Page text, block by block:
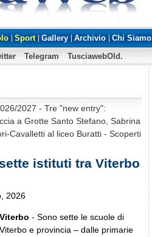
Sport Gallery Archivio
Chi Siamo
Telegram TusciawebOld.
2027 - Tre "new entry":
a Grotte Santo Stefano, Sabrina
Cavalletti al liceo Buratti - Scoperti
istituti tra Viterbo
2026
Viterbo - Sono sette le scuole di
Viterbo e provincia – dalle primarie